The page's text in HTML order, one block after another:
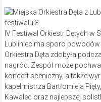
IV Festiwal Orkiestr Dętych w
Lubliniec ma sporo
Orkiestra Dęta zdobyła
nagród. Zespół może
koncert sceniczny, a także
kapelmistrza Bartłomieja
Kawalec oraz najlepszej